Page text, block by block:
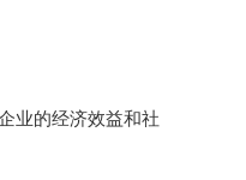
业的经济效益和社